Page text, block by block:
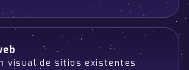
visual de sitios existentes